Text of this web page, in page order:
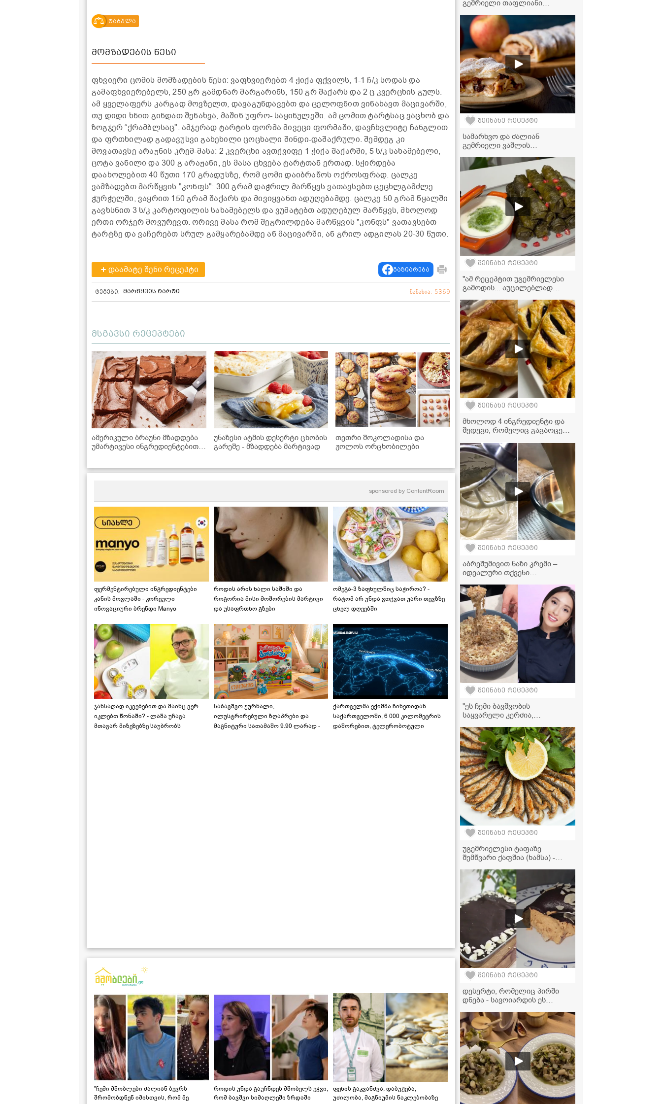
ტაბულა
მომზადების წესი
ფხვიერი ცომის მომზადების წესი: ვაფხვიერებთ 4 ჭიქა ფქვილს, 1-1 ჩ/კ სოდას და
გამაფხვიერებელს, 250 გრ გამდნარ მარგარინს, 150 გრ შაქარს და 2 ც კვერცხის გულს.
ამ ყველაფერს კარგად მოვზელთ, დავაგუნდავებთ და ცელოფნით ვინახავთ მაცივარში,
თუ დიდი ხნით გინდათ შენახვა, მაშინ უფრო- საყინულეში. ამ ცომით ტარტსაც ვაცხობ და
ზოგჯერ “ქრამბლსაც". ამჯერად ტარტის ფორმა მივეცი ფორმაში, დავჩხვლიტე ჩანგლით
და ფრთხილად გადავუსვი გახეხილი ცოცხალი შინდი-დაშაქრული. შემდეგ კი
მოვათავსე არაჟნის კრემ-მასა: 2 კვერცხი ავთქვიფე 1 ჭიქა შაქარში, 5 ს/კ სახამებელი,
ცოტა ვანილი და 300 გ არაჟანი, ეს მასა ცხვება ტარტთან ერთად. სჭირდება
დაახოლებით 40 წუთი 170 გრადუსზე, რომ ცომი დაიბრაწოს ოქროსფრად. ცალკე
ვამზადებთ მარწყვის "კონფს": 300 გრამ დაჭრილ მარწყვს ვათავსებთ ცეცხლგამძლე
ჭურჭელში, ვაყრით 150 გრამ შაქარს და მივიყვანთ ადუღებამდე. ცალკე 50 გრამ წყალში
გავხსნით 3 ს/კ კარტოფილის სახამებელს და ვუმატებთ ადუღებულ მარწყვს, მხოლოდ
ერთი ორჯერ მოვურევთ. ორივე მასა რომ შეგრილდება მარწყვის "კონფს" ვათავსებთ
ტარტზე და ვაჩერებთ სრულ გამყარებამდე ან მაცივარში, ან გრილ ადგილას 20-30 წუთი.
დაამატე შენი რეცეპტი გაზიარება
ტეგები: მარწყვის ტარტი ნანახია: 5369
მსგავსი რეცეპტები
ამერიკული ბრაუნი მზადდება
უმარტივესი ინგრედიენტებით,
უნაზესი ატმის დესერტი ცხობის
გარეშე - მზადდება მარტივად
თეთრი შოკოლადისა და
ჟოლოს ორცხობილები
sponsored by ContentRoom
ფერმენტირებული ინგრედიენტები
კანის მოვლაში - კორეული
ინოვაციური ბრენდი Manyo
როდის არის ხალი საშიში და
როგორია მისი მოშორების მარტივი
და უსაფრთხო გზები
ომეგა-3 ზაფხულშიც საჭიროა? -
რატომ არ უნდა ვთქვათ უარი თევზზე
ცხელ დღეებში
ჯანსაღად იკვებებით და მაინც ვერ
იკლებთ წონაში? - ლაშა უჩავა
მთავარ მიზეზებზე საუბრობს
საბავშვო ჟურნალი,
ილუსტრირებული ზღაპრები და
მაგნიტური სათამაშო 9.90 ლარად -
ქართველმა ექიმმა ჩინეთიდან
საქართველოში, 6 000 კილომეტრის
დაშორებით, ტელერობოტული
"ჩემი მშობლები ძალიან ბევრს
შრომობდნენ იმისთვის, რომ მე
როდის უნდა გაუჩნდეს მშობელს ეჭვი,
რომ ბავშვი სიმაღლეში ზრდაში
ფეხის გაკვანძვა, დაბუჟება,
უძილობა, მაგნიუმის ნაკლებობაზე
გემრიელი თაფლიანი
დნება
შეინახე რეცეპტი
სამარხვო და ძალიან
გემრიელი ვაშლის
შეინახე რეცეპტი
"ამ რეცეპტით უგემრიელესი
გამოდის... აუცილებლად
ვაზის ფოთოლში კომშითა და
ჯინჯერით
შეინახე რეცეპტი
მხოლოდ 4 ინგრედიენტი და
შედეგი, რომელიც გაგაოცებთ
რეცეპტი
შეინახე რეცეპტი
აბრეშუმივით ნაზი კრემი –
იდეალური თქვენი
ნამცხვრებისთვის!
შეინახე რეცეპტი
"ეს ჩემი ბავშვობის
საყვარელი კერძია,
მიმზადებს ხოლმე..." -
წიწიბურა ნუცა სურგულაძის
ბებიის რეცეპტით
შეინახე რეცეპტი
უგემრიელესი ტაფაზე
შემწვარი ქაფშია (ხამსა) -
რეცეპტი
შეინახე რეცეპტი
დესერტი, რომელიც პირში
დნება - სავოიარდის ეს
სჯობს